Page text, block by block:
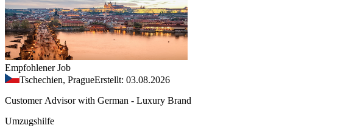
Empfohlener Job
Tschechien, PragueErstellt: 03.08.2026
Customer Advisor with German - Luxury Brand
Umzugshilfe